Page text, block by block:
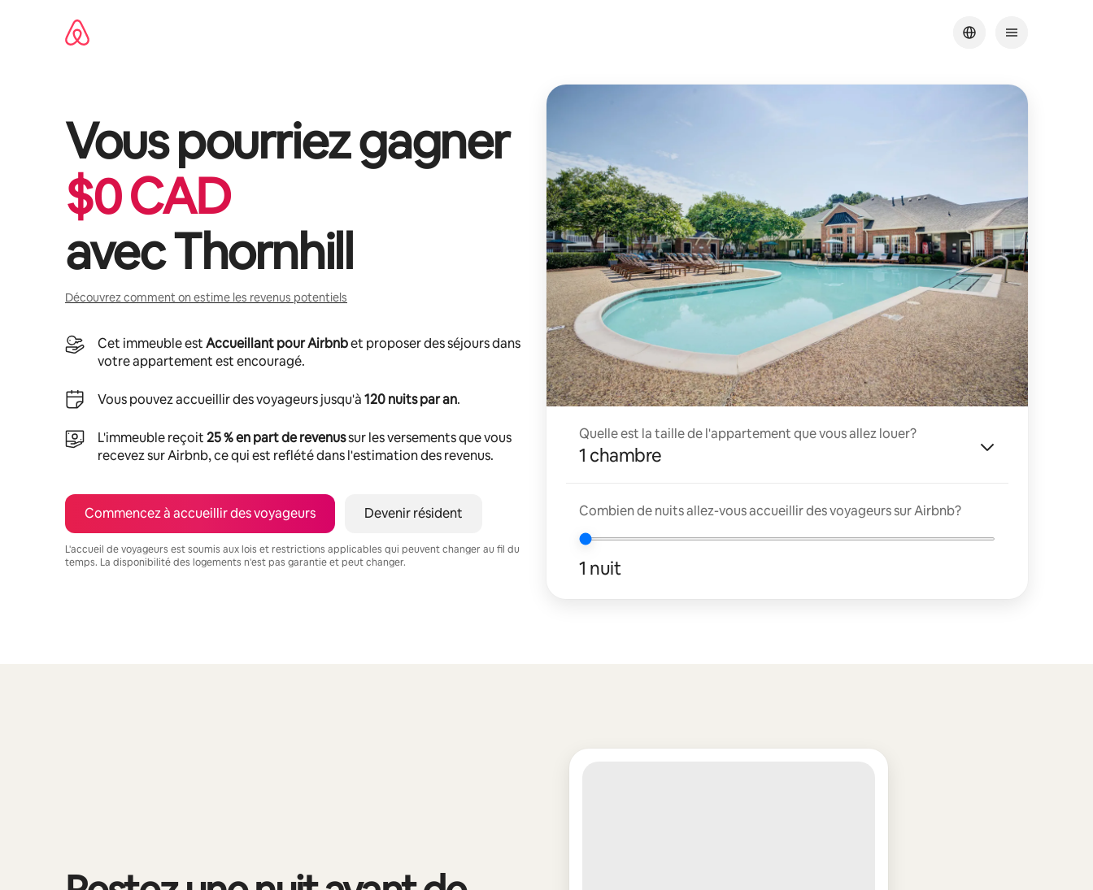
Vous pourriez gagner
$0CAD
avecThornhill
Découvrez comment on estime les revenus potentiels
Cet immeuble estAccueillant pour Airbnbet proposer des séjours dans
votre appartement est encouragé.
Vous pouvez accueillir des voyageurs jusqu'à120 nuits par an.
L'immeuble reçoit25 % en part de revenussur les versements que vous
recevez sur Airbnb, ce qui est reflété dans l'estimation des revenus.
Commencez à accueillir des voyageurs Devenir résident
L'accueil de voyageurs est soumis aux lois et restrictions applicables qui peuvent changer au fil du
temps. La disponibilité des logements n'est pas garantie et peut changer.
Quelle est la taille de l'appartement que vous allez louer?
1 chambre
Combien de nuits allez-vous accueillir des voyageurs sur Airbnb?
1 nuit